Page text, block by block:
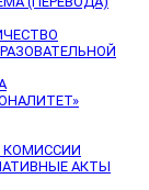
КОМИССИИ
АКТЫ